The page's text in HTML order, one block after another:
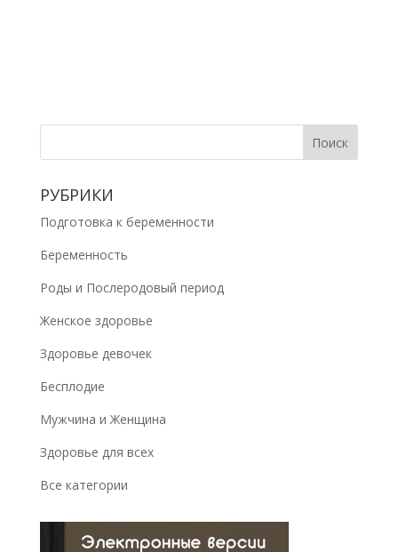
РУБРИКИ
Подготовка к беременности
Беременность
Роды и Послеродовый период
Женское здоровье
Здоровье девочек
Бесплодие
Мужчина и Женщина
Здоровье для всех
Все категории